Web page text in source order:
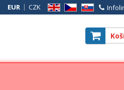
EN CZ SK
EUR CZK